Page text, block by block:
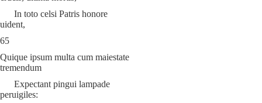
In toto celsi Patris honore
uident,
65
Quique ipsum multa cum maiestate
tremendum
Expectant pingui lampade
peruigiles: